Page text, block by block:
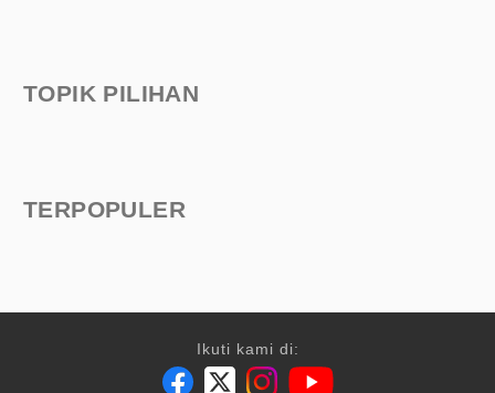
TOPIK PILIHAN
TERPOPULER
Ikuti kami di: